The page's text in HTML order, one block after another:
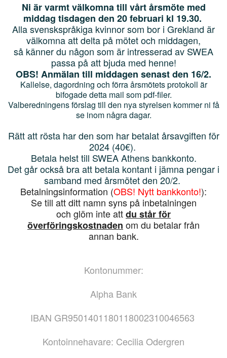
Ni är varmt välkomna till vårt årsmöte med
middag tisdagen den 20 februari kl 19.30.
Alla svenskspråkiga kvinnor som bor i Grekland är
välkomna att delta på mötet och middagen,
så känner du någon som är intresserad av SWEA
passa på att bjuda med henne!
OBS! Anmälan till middagen senast den 16/2.
Kallelse, dagordning och förra årsmötets protokoll är
bifogade detta mail som pdf-filer.
Valberedningens förslag till den nya styrelsen kommer ni få
se inom några dagar.
Rätt att röstahar den som har betalat årsavgiften för
2024 (40€).
Betala helst till SWEA Athens bankkonto.
Det går också bra att betala kontant i jämna pengar i
samband med årsmötet den 20/2.
Betalningsinformation (OBS! Nytt bankkonto!):
Se till att ditt namn syns på inbetalningen
och glöm inte attdu står för
överföringskostnaden om du betalar från
annan bank.
Kontonummer:
Alpha Bank
IBAN GR9501401180118002310046563
Kontoinnehavare: Cecilia Odergren